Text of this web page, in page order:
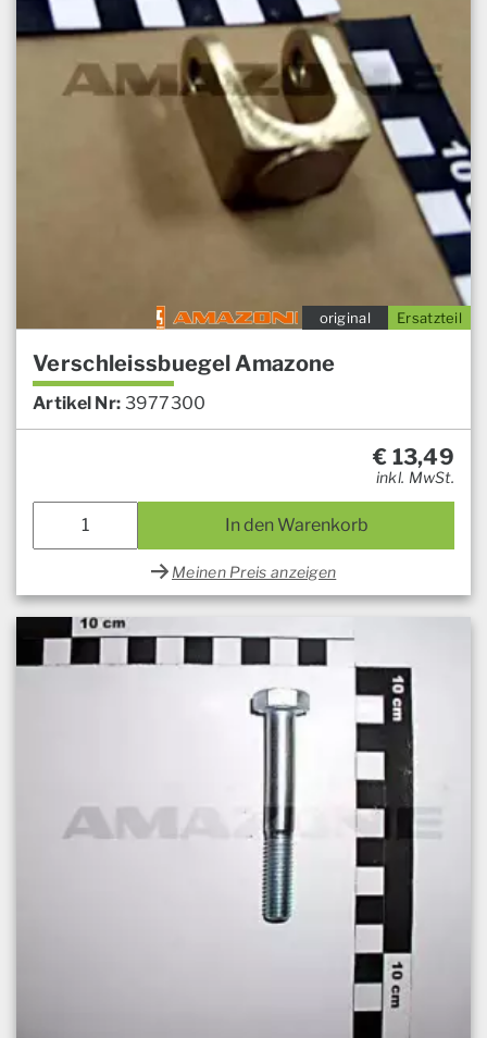
Ersatzteil
original
Verschleissbuegel Amazone
Artikel Nr: 3977300
€ 13,49
inkl. MwSt.
In den Warenkorb
Meinen Preis anzeigen